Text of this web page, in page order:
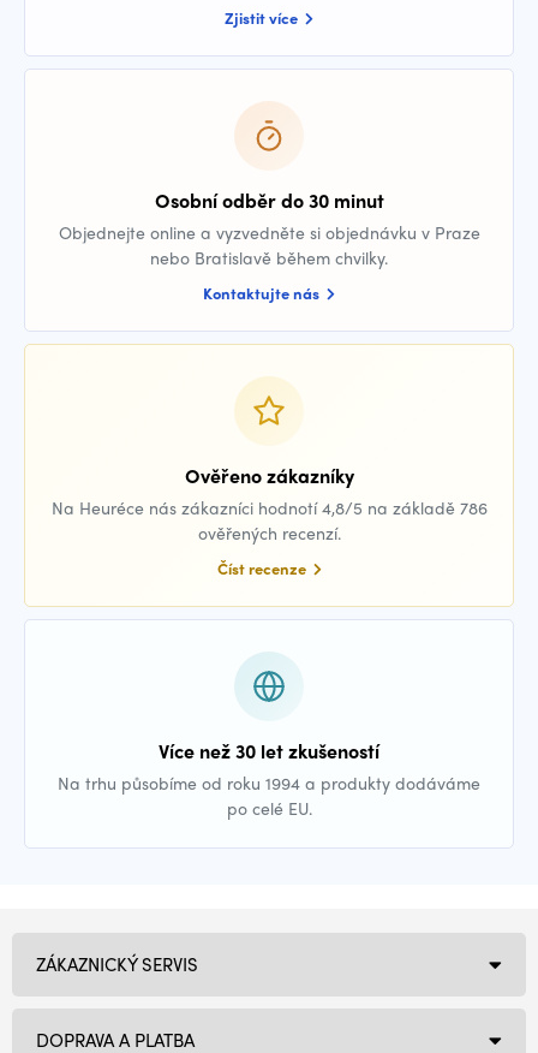
Zjistit více
Osobní odběr do 30 minut
Objednejte online a vyzvedněte si objednávku v Praze
nebo Bratislavě během chvilky.
Kontaktujte nás
Ověřeno zákazníky
Na Heuréce nás zákazníci hodnotí 4,8/5 na základě 786
ověřených recenzí.
Číst recenze
Více než 30 let zkušeností
Na trhu působíme od roku 1994 a produkty dodáváme
po celé EU.
ZÁKAZNICKÝ SERVIS
DOPRAVA A PLATBA